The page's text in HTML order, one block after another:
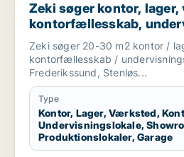
Zeki søger kontor,
kontorfællesskab,
showroom,
garage til leje i
eller Stenløse m.fl.
Zeki søger 20-30 m2 kontor /
kontorfællesskab /
Frederikssund, Stenløs...
Type
Kontor, Lager, Værksted,
Undervisningslokale,
Produktionslokaler, Garage